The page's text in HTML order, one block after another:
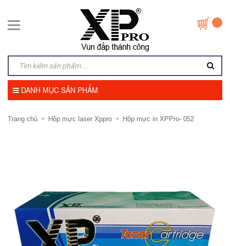
DANH MỤC SẢN PHẨM
Trang chủ + Hộp mực laser Xppro + Hộp mực in XPPro- 052